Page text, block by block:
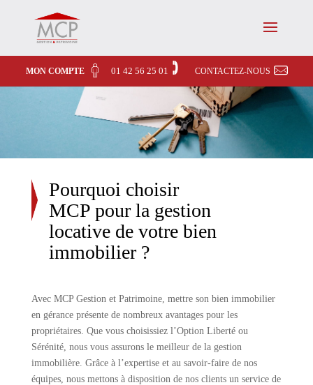
MON COMPTE 01 42 56 25 01 CONTACTEZ-NOUS
Pourquoi choisir
MCP pour la gestion
locative de votre bien
immobilier ?
Avec MCP Gestion et Patrimoine, mettre son bien immobilier
en gérance présente de nombreux avantages pour les
propriétaires. Que vous choisissiez l’Option Liberté ou
Sérénité, nous vous assurons le meilleur de la gestion
immobilière. Grâce à l’expertise et au savoir-faire de nos
équipes, nous mettons à disposition de nos clients un service de